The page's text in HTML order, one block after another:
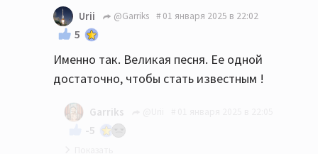
Urii @Garriks 01 января 2025 в 22:02
5
Именно так. Великая песня. Ее одной
достаточно, чтобы стать известным !
Garriks
-5